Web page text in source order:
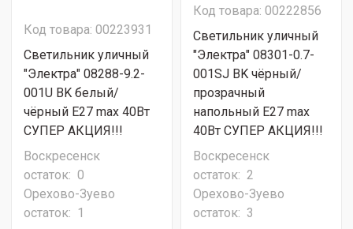
Код товара: 00223931
Светильник уличный
"Электра" 08288-9.2-
001U BK белый/
чёрный Е27 max 40Вт
СУПЕР АКЦИЯ!!!
Воскресенск
остаток: 0
Орехово-Зуево
остаток: 1
Код товара: 00222856
Светильник уличный
"Электра" 08301-0.7-
001SJ BK чёрный/
прозрачный
напольный Е27 max
40Вт СУПЕР АКЦИЯ!!!
Воскресенск
остаток: 2
Орехово-Зуево
остаток: 3